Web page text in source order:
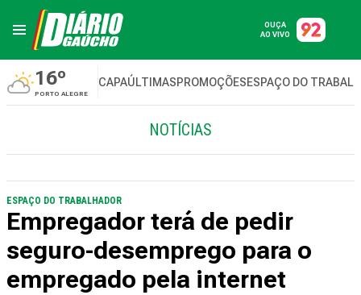
OUÇA
AO VIVO
16º
PORTO ALEGRE
CAPAÚLTIMASPROMOÇÕESESPAÇO DO
NOTÍCIAS
ESPAÇO DO TRABALHADOR
Empregador terá de pedir
seguro-desemprego para o
empregado pela internet